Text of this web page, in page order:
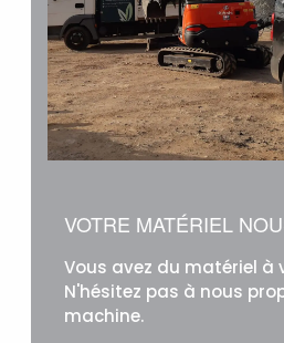
VOTRE MATÉRIEL
Vous avez du matériel à
N'hésitez pas à nous
machine.